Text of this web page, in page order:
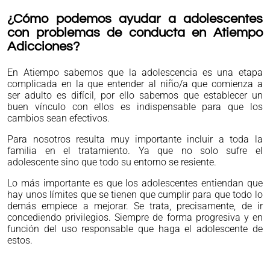
¿Cómo podemos ayudar a adolescentes
con problemas de conducta en Atiempo
Adicciones?
En Atiempo sabemos que la adolescencia es una etapa
complicada en la que entender al niño/a que comienza a
ser adulto es difícil, por ello sabemos que establecer un
buen vínculo con ellos es indispensable para que los
cambios sean efectivos.
Para nosotros resulta muy importante incluir a toda la
familia en el tratamiento. Ya que no solo sufre el
adolescente sino que todo su entorno se resiente.
Lo más importante es que los adolescentes entiendan que
hay unos límites que se tienen que cumplir para que todo lo
demás empiece a mejorar. Se trata, precisamente, de ir
concediendo privilegios. Siempre de forma progresiva y en
función del uso responsable que haga el adolescente de
estos.